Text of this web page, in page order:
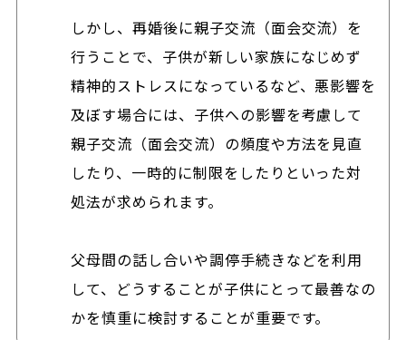
しかし、再婚後に親子交流（面会交流）を
行うことで、子供が新しい家族になじめず
精神的ストレスになっているなど、悪影響を
及ぼす場合には、子供への影響を考慮して
親子交流（面会交流）の頻度や方法を見直
したり、一時的に制限をしたりといった対
処法が求められます。
父母間の話し合いや調停手続きなどを利用
して、どうすることが子供にとって最善なの
かを慎重に検討することが重要です。